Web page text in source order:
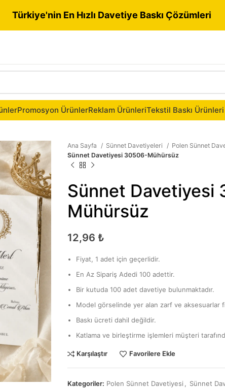
Promosyon ÜrünlerReklam ÜrünleriTekstil Baskı Ürünleri
Ana Sayfa Sünnet Davetiyeleri
Polen Sünnet
Sünnet Davetiyesi 30506-Mühürsüz
Sünnet Davetiyesi
Mühürsüz
12,96 ₺
Fiyat, 1 adet için geçerlidir.
En Az Sipariş Adedi 100 adettir.
Bir kutuda 100 adet davetiye bulunmaktadır.
Model görselinde yer alan zarf ve aksesuarlar
Baskı ücreti dahil değildir.
Katlama ve birleştirme işlemleri müşteri
Karşılaştır Favorilere Ekle
Kategoriler: Polen Sünnet Davetiyesi
Sünnet
Türkiye'nin En Hızlı Davetiye Baskı Çözümleri